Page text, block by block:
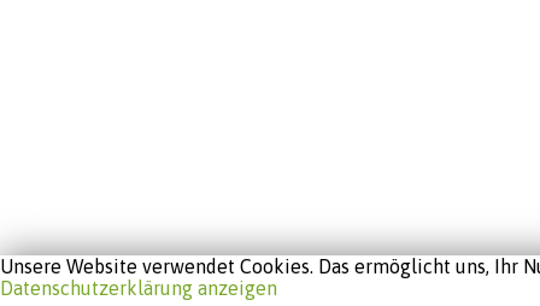
Unsere Website verwendet Cookies. Das ermöglicht uns,
Datenschutzerklärung anzeigen